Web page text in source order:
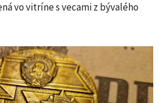
vo vitríne s vecami z bývalého